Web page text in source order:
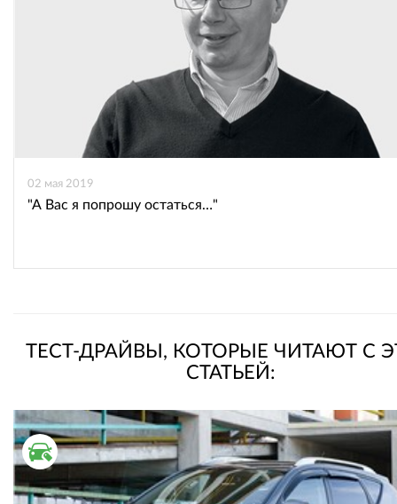
02 мая 2019
"А Вас я попрошу остаться…"
ТЕСТ-ДРАЙВЫ, КОТОРЫЕ ЧИТАЮТ С
СТАТЬЕЙ:
ВТОРИЧНЫЙ РЫНОК